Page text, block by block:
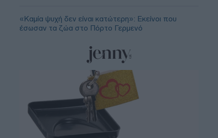
«Καμία ψυχή δεν είναι κατώτερη»: Εκείνοι που
έσωσαν τα ζώα στο Πόρτο Γερμενό